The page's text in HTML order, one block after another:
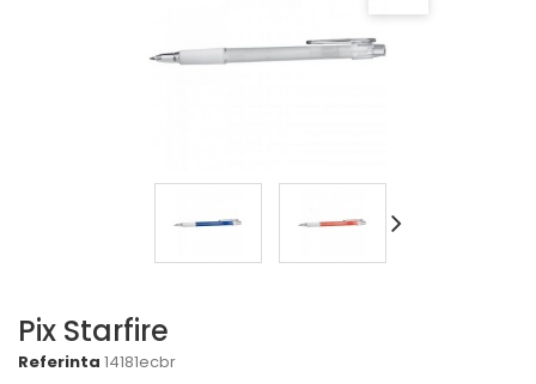
Pix Starfire
Referinta 14181ecbr